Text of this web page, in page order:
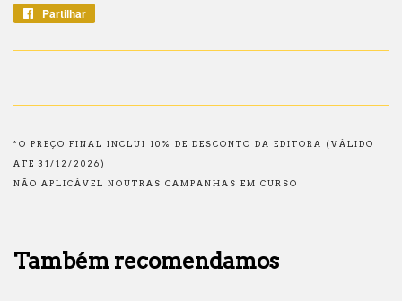
Partilhar
Facebook
*O PREÇO FINAL INCLUI 10% DE DESCONTO DA EDITORA (VÁLIDO
ATÉ 31/12/2026)
NÃO APLICÁVEL NOUTRAS CAMPANHAS EM CURSO
Também recomendamos